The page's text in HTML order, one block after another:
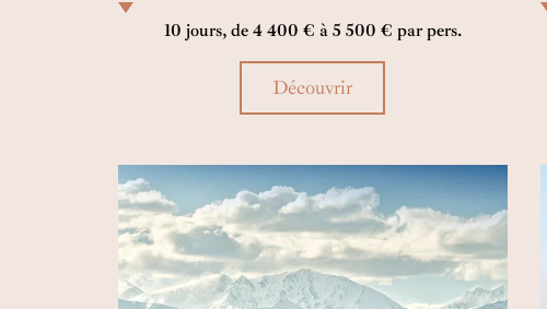
roche, le bleu du ciel et le blanc d’un désert de sel
créeront un contraste de couleurs qui ne pourront
qu’accentuer votre curiosité.
10 jours, de 4 400 € à 5 500 € par pers.
Découvrir